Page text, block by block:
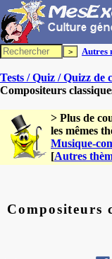
Autres
Tests / Quiz / Quizz de
Compositeurs
> Plus de
les mêmes
Musique-
[Autres
Compositeurs